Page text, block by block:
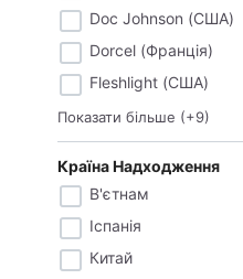
Doc Johnson (США)
Dorcel (Франція)
Fleshlight (США)
Показати більше (+9)
Країна Надходження
В'єтнам
Іспанія
Китай